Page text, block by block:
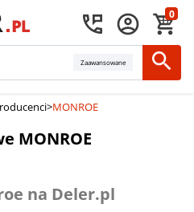
0
Zaawansowane
>MONROE
MONROE
na Deler.pl